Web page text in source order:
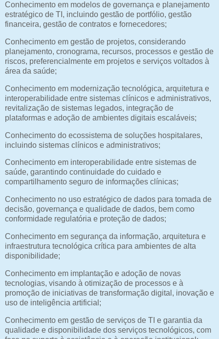
Conhecimento em modelos de governança e planejamento
estratégico de TI, incluindo gestão de portfólio, gestão
financeira, gestão de contratos e fornecedores;
Conhecimento em gestão de projetos, considerando
planejamento, cronograma, recursos, processos e gestão de
riscos, preferencialmente em projetos e serviços voltados à
área da saúde;
Conhecimento em modernização tecnológica, arquitetura e
interoperabilidade entre sistemas clínicos e administrativos,
revitalização de sistemas legados, integração de
plataformas e adoção de ambientes digitais escaláveis;
Conhecimento do ecossistema de soluções hospitalares,
incluindo sistemas clínicos e administrativos;
Conhecimento em interoperabilidade entre sistemas de
saúde, garantindo continuidade do cuidado e
compartilhamento seguro de informações clínicas;
Conhecimento no uso estratégico de dados para tomada de
decisão, governança e qualidade de dados, bem como
conformidade regulatória e proteção de dados;
Conhecimento em segurança da informação, arquitetura e
infraestrutura tecnológica crítica para ambientes de alta
disponibilidade;
Conhecimento em implantação e adoção de novas
tecnologias, visando à otimização de processos e à
promoção de iniciativas de transformação digital, inovação e
uso de inteligência artificial;
Conhecimento em gestão de serviços de TI e garantia da
qualidade e disponibilidade dos serviços tecnológicos, com